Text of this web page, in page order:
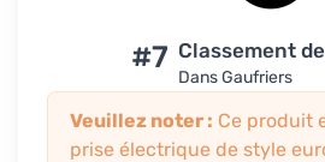
#7 Classement
Dans Gaufriers
Veuillez noter : Ce produit
prise électrique de style